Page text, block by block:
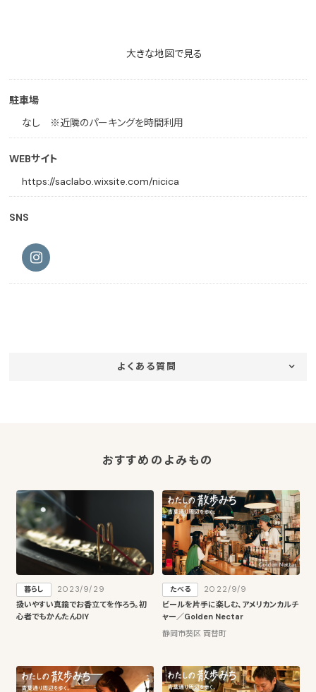
大きな地図で見る
駐車場
なし ※近隣のパーキングを時間利用
WEBサイト
https://saclabo.wixsite.com/nicica
SNS
よくある質問
おすすめのよみもの
暮らし
2023/9/29
扱いやすい真鍮でお香立てを作ろう。初
心者でもかんたんDIY
たべる
2022/9/9
ビールを片手に楽しむ、アメリカンカルチ
ャー／Golden Nectar
静岡市葵区 両替町